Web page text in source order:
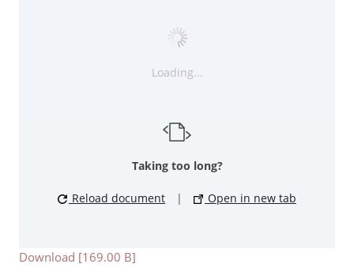
Loading...
Taking too long?
Reload document | Open in new tab
Download [169.00 B]